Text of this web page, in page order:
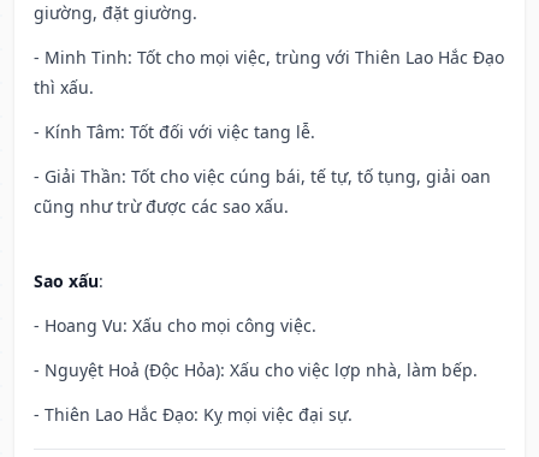
giường, đặt giường.
- Minh Tinh: Tốt cho mọi việc, trùng với Thiên Lao Hắc Đạo
thì xấu.
- Kính Tâm: Tốt đối với việc tang lễ.
- Giải Thần: Tốt cho việc cúng bái, tế tự, tố tụng, giải oan
cũng như trừ được các sao xấu.
Sao xấu:
- Hoang Vu: Xấu cho mọi công việc.
- Nguyệt Hoả (Độc Hỏa): Xấu cho việc lợp nhà, làm bếp.
- Thiên Lao Hắc Đạo: Kỵ mọi việc đại sự.